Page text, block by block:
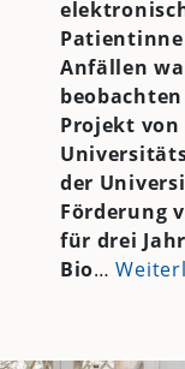
Anfällen
Projekt von
der
Förderung
für drei
Bio…